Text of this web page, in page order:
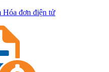
Hóa đơn điện tử